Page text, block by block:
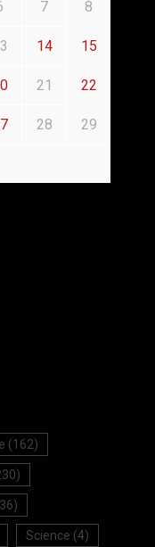
7 8
14 15
21 22
28 29
(162)
Science (4)